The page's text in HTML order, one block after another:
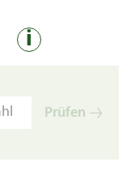
i
Prüfen